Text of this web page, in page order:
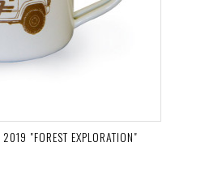
"FOREST EXPLORATION"